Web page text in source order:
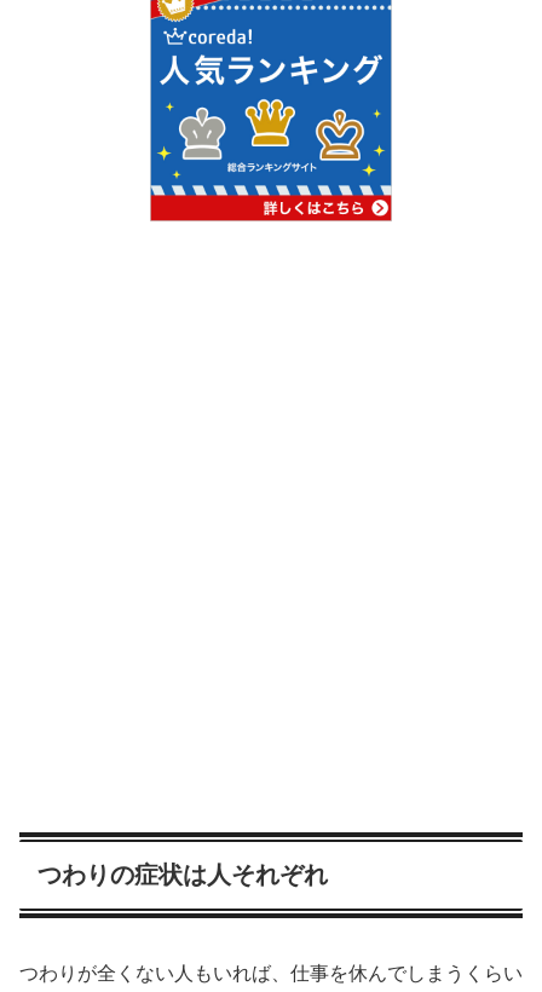
つわりの症状は人それぞれ
つわりが全くない人もいれば、仕事を休んでしまうくらい